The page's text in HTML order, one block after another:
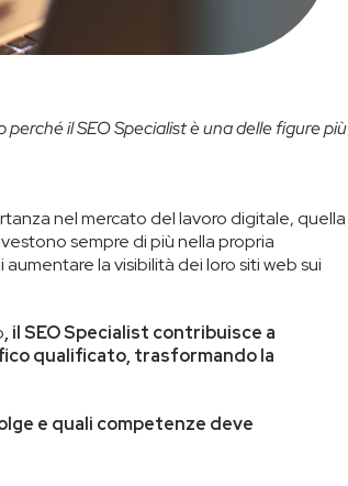
il SEO Specialist è una delle figure più
nel mercato del lavoro digitale, quella
sempre di più nella propria
la visibilità dei loro siti web sui
, il SEO Specialist contribuisce a
qualificato, trasformando la
e quali competenze deve